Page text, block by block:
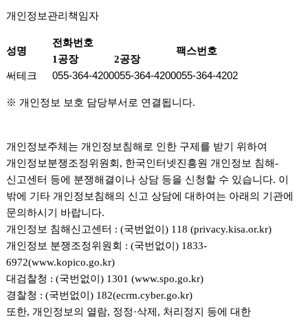
개인정보관리책임자
성명
전화번호
팩스번호
1공장
2공장
써테크
055-364-4200055-364-4200055-364-4202
※ 개인정보 보호 담당부서로 연결됩니다.
개인정보주체는 개인정보침해로 인한 구제를 받기 위하여
개인정보분쟁조정위원회, 한국인터넷진흥원 개인정보 침해-
신고센터 등에 분쟁해결이나 상담 등을 신청할 수 있습니다. 이
밖에 기타 개인정보침해의 신고 상담에 대하여는 아래의 기관에
문의하시기 바랍니다.
개인정보 침해신고센터 : (국번없이) 118 (privacy.kisa.or.kr)
개인정보 분쟁조정위원회 : (국번없이) 1833-
6972(www.kopico.go.kr)
대검찰청 : (국번없이) 1301 (www.spo.go.kr)
경찰청 : (국번없이) 182(ecrm.cyber.go.kr)
또한, 개인정보의 열람, 정정·삭제, 처리정지 등에 대한